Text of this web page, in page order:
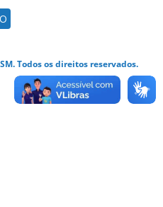
Todos os direitos reservados.